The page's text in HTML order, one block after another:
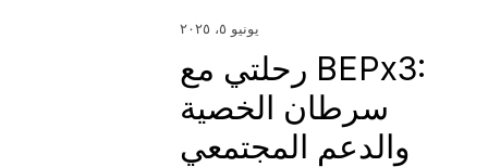
يونيو ٥، ٢٠٢٥
رحلتي مع BEPx3:
سرطان الخصية
والدعم المجتمعي